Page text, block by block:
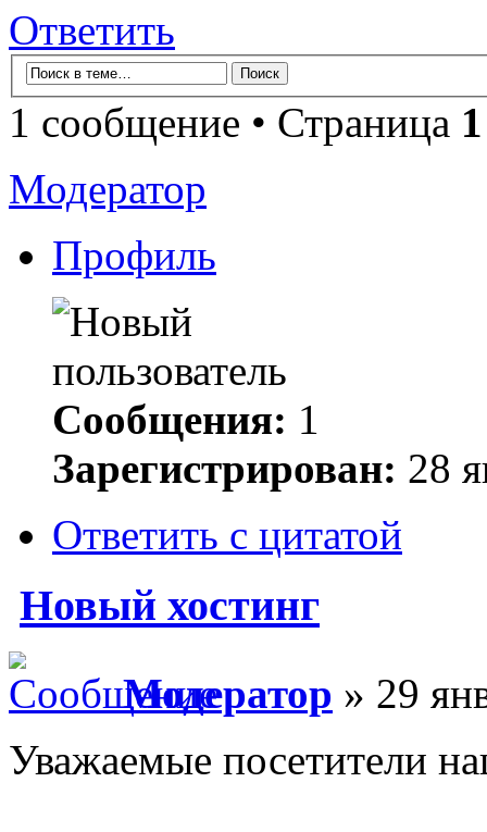
Ответить
1 сообщение • Страница 1
Модератор
Профиль
Сообщения: 1
Зарегистрирован: 28
Ответить с цитатой
Новый хостинг
Модератор » 29
Уважаемые посетители